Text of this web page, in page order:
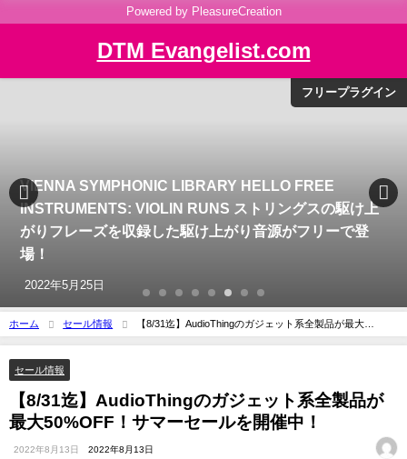
Powered by PleasureCreation
DTM Evangelist.com
フリープラグイン
VIENNA SYMPHONIC LIBRARY HELLO FREE
INSTRUMENTS: VIOLIN RUNS ストリングスの駆け上
がりフレーズを収録した駆け上がり音源がフリーで登
場！
2022年5月25日
ホーム セール情報
【8/31迄】AudioThingのガジェット系全製品が最大
50%OFF！サマーセールを開催中！
セール情報
【8/31迄】AudioThingのガジェット系全製品が
最大50%OFF！サマーセールを開催中！
2022年8月13日 2022年8月13日